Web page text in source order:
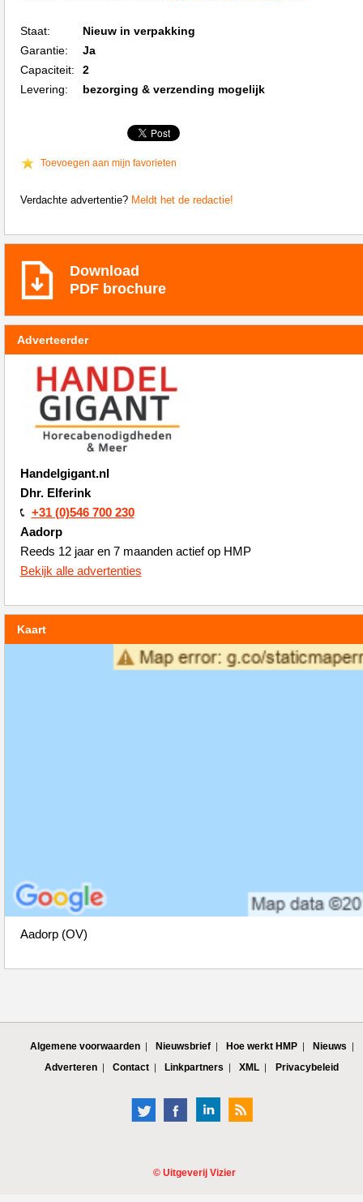
Staat:
Nieuw in verpakking
Garantie:
Ja
Capaciteit:
2
Levering:
bezorging & verzending mogelijk
Toevoegen aan mijn favorieten
Verdachte advertentie? Meldt het de redactie!
Download
PDF brochure
Adverteerder
Handelgigant.nl
Dhr. Elferink
+31 (0)546 700 230
Aadorp
Reeds 12 jaar en 7 maanden actief op HMP
Bekijk alle advertenties
Kaart
Aadorp (OV)
Algemene voorwaarden Nieuwsbrief Hoe werkt HMP
Nieuws
Adverteren
Contact Linkpartners XML Privacybeleid
© Uitgeverij Vizier